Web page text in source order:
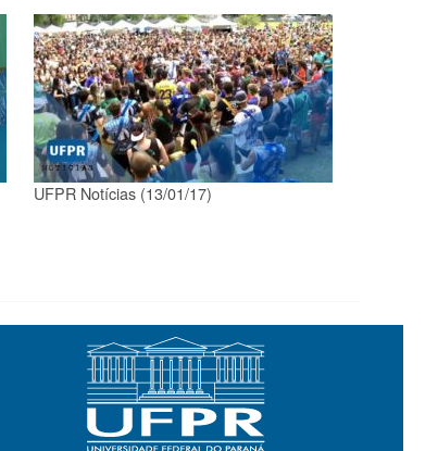
UFPR Notícias (13/01/17)